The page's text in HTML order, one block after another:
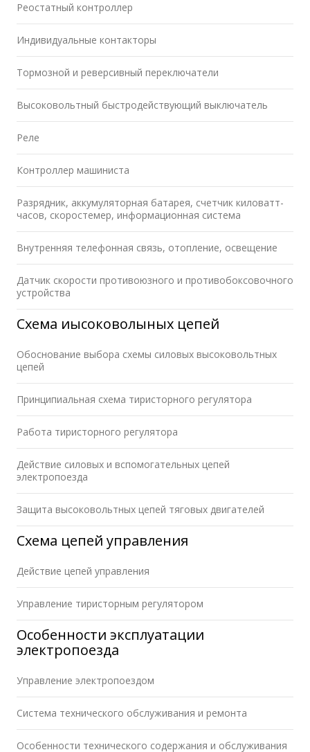
Реостатный контроллер
Индивидуальные контакторы
Тормозной и реверсивный переключатели
Высоковольтный быстродействующий выключатель
Реле
Контроллер машиниста
Разрядник, аккумуляторная батарея, счетчик киловатт-
часов, скоростемер, информационная система
Внутренняя телефонная связь, отопление, освещение
Датчик скорости противоюзного и противобоксовочного
устройства
Схема иысоковолыных цепей
Обоснование выбора схемы силовых высоковольтных
цепей
Принципиальная схема тиристорного регулятора
Работа тиристорного регулятора
Действие силовых и вспомогательных цепей
электропоезда
Защита высоковольтных цепей тяговых двигателей
Схема цепей управления
Действие цепей управления
Управление тиристорным регулятором
Особенности эксплуатации
электропоезда
Управление электропоездом
Система технического обслуживания и ремонта
Особенности технического содержания и обслуживания